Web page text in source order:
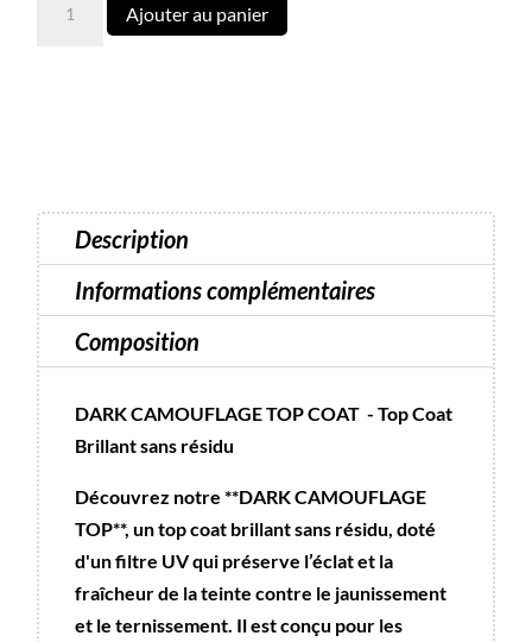
-
sans
résidu
Ajouter au panier
Description
Informations complémentaires
Composition
DARK CAMOUFLAGE TOP COAT - Top Coat
Brillant sans résidu
Découvrez notre **DARK CAMOUFLAGE
TOP**, un top coat brillant sans résidu, doté
d'un filtre UV qui préserve l’éclat et la
fraîcheur de la teinte contre le jaunissement
et le ternissement. Il est conçu pour les